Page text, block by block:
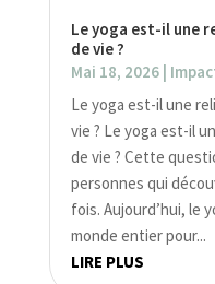
Le yoga est-il une
de vie ?
Mai 18, 2026|
Le yoga est-il une
vie ? Le yoga est-il
de vie ? Cette
personnes qui
fois. Aujourd’hui, le
monde entier pour...
LIRE PLUS